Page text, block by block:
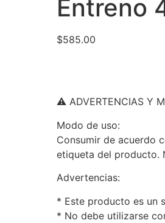
Entreno
$585.00
⚠️ ADVERTENCIAS Y
Modo de uso:
Consumir de acuerdo
etiqueta del producto.
Advertencias:
* Este producto es un
* No debe utilizarse